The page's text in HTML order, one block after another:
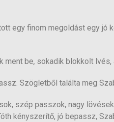
egy finom megoldást egy jó
ment be, sokadik blokkolt
Szögletből találta meg
szép passzok, nagy
kényszerítő, jó bepassz,